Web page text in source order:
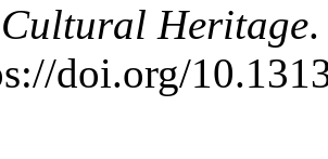
Heritage
doi.org/